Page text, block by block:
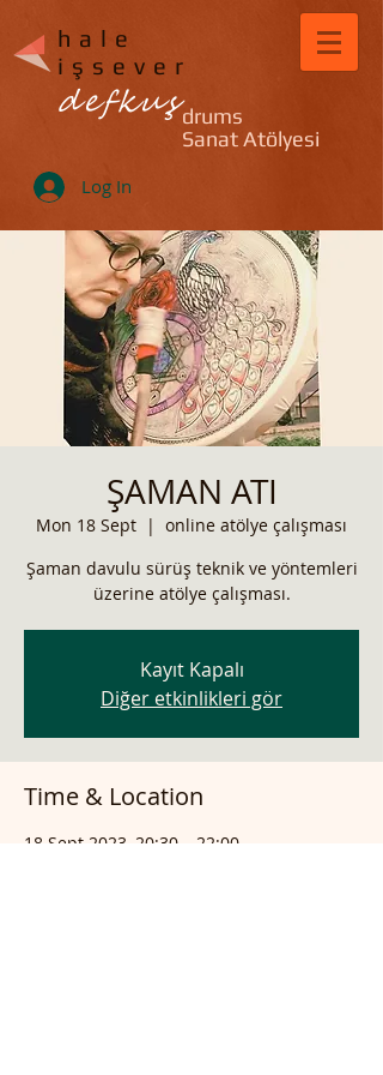
drums
Sanat Atölyesi
hale
işsever
defkuş
Log In
ŞAMAN ATI
Mon 18 Sept
  |
online atölye çalışması
Şaman davulu sürüş teknik ve yöntemleri
üzerine atölye çalışması.
Kayıt Kapalı
Diğer etkinlikleri gör
Time & Location
18 Sept 2023, 20:30 – 22:00